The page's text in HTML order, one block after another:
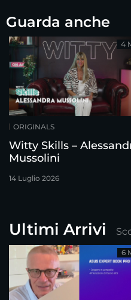
Guarda anche
ORIGINALS
Witty Skills –
Mussolini
14 Luglio 2026
4
Ultimi Arrivi
6